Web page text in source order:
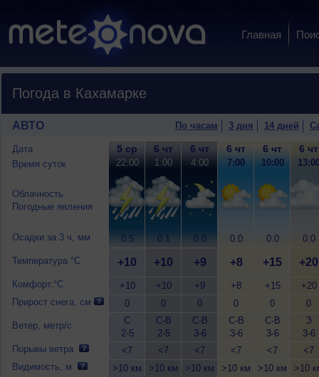
Главная
Погода в Кахамарке
АВТО По часам 3 дня 14 дней
Дата
Время суток
Облачность
Погодные явления
Осадки за 3 ч, мм
Температура °C
Комфорт,°C
Прирост снега, см
Ветер, метр/с
Порывы ветра
Видимость, м
5 ср
22:00
0.5
+10
+10
0
С
2-5
<7
>10 км
6 чт
1:00
0.1
+10
+10
0
С-В
2-5
<7
>10 км
6 чт
4:00
0.0
+9
+9
0
С-В
3-6
<7
>10 км
6 чт
7:00
0.0
+8
+8
0
С-В
3-6
<7
>10 км
6 чт
10:00
0.0
+15
+15
0
С-В
3-6
<7
>10 км
6 чт
0.0
+20
+20
0
З
3-6
<7
>10